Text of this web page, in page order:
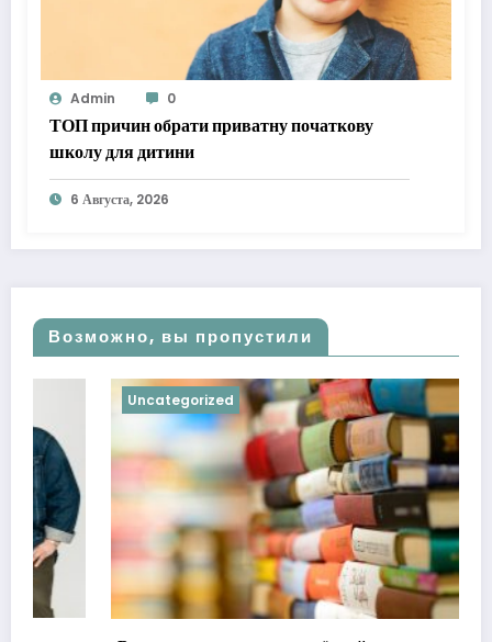
Admin 0
ТОП причин обрати приватну початкову
школу для дитини
6 Августа, 2026
Возможно, вы пропустили
Uncategorized